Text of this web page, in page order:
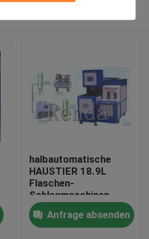
halbautomatische
HAUSTIER 18.9L
Flaschen-
Schlagmaschinen-
Plastikblasen-
Maschine
Anfrage absenden